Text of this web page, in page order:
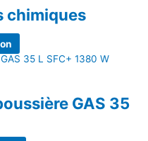
chimiques
GAS 35